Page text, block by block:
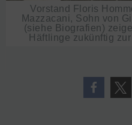
Vorstand Floris
Mazzacani, Sohn von
(siehe Biografien)
Häftlinge zukünftig